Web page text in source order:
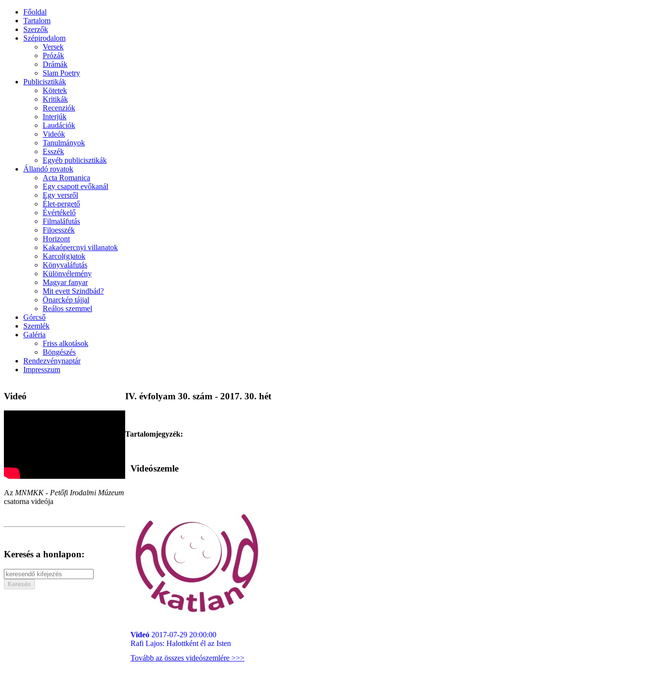
Főoldal
Tartalom
Szerzők
Szépirodalom
Versek
Prózák
Drámák
Slam Poetry
Publicisztikák
Kötetek
Kritikák
Recenziók
Interjúk
Laudációk
Videók
Tanulmányok
Esszék
Egyéb publicisztikák
Állandó rovatok
Acta Romanica
Egy csapott evőkanál
Egy versről
Élet-pergető
Évértékelő
Filmaláfutás
Filoesszék
Horizont
Kakaópercnyi villanatok
Karcol(g)atok
Könyvaláfutás
Különvélemény
Magyar fanyar
Mit evett Szindbád?
Önarckép tájjal
Reálos szemmel
Górcső
Szemlék
Galéria
Friss alkotások
Böngészés
Rendezvénynaptár
Impresszum
Videó
Az MNMKK - Petőfi Irodalmi Múzeum
csatorna videója
Keresés a honlapon:
IV. évfolyam 30. szám - 2017. 30. hét
Tartalomjegyzék:
Videószemle
Videó 2017-07-29 20:00:00
Rafi Lajos: Halottként él az Isten
Tovább az összes videószemlére >>>